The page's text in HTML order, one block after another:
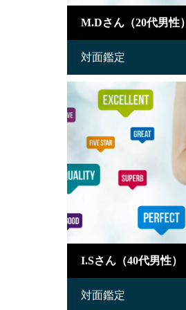
M.Dさん（20代男性）
対面鑑定
I.Sさん（40代男性）
対面鑑定